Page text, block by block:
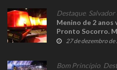
Destaque, Salvador
Menino de 2
Pronto Socorro.
27 de dezembro de
Bom Princípio